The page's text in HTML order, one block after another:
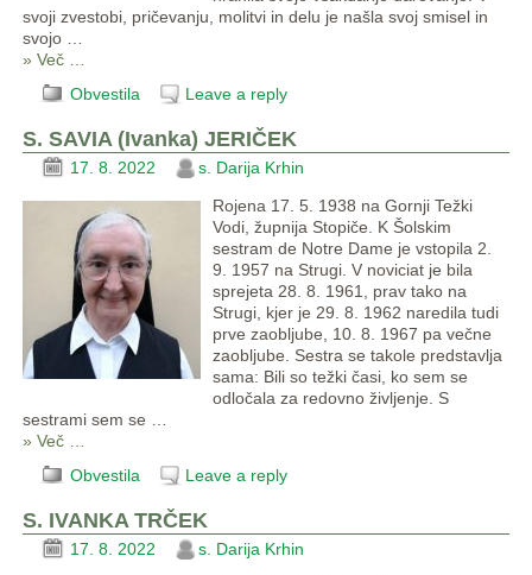
svoji zvestobi, pričevanju, molitvi in delu je našla svoj smisel in
svojo
» Več …
Obvestila
Leave a reply
S. SAVIA (Ivanka) JERIČEK
17. 8. 2022
s. Darija Krhin
Rojena 17. 5. 1938 na Gornji Težki
Vodi, župnija Stopiče. K Šolskim
sestram de Notre Dame je vstopila 2.
9. 1957 na Strugi. V noviciat je bila
sprejeta 28. 8. 1961, prav tako na
Strugi, kjer je 29. 8. 1962 naredila tudi
prve zaobljube, 10. 8. 1967 pa večne
zaobljube. Sestra se takole predstavlja
sama: Bili so težki časi, ko sem se
odločala za redovno življenje. S
sestrami sem se
» Več …
Obvestila
Leave a reply
S. IVANKA TRČEK
17. 8. 2022
s. Darija Krhin